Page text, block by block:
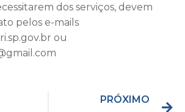
dos serviços, devem
pelos e-mails
ou
PRÓXIMO